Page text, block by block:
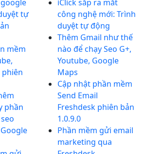
tự
mềm
phiên
phần
iClick sắp ra mắt
công nghệ mới: Trình
duyệt tự động
Thêm Gmail như thế
nào để chạy Seo G+,
Youtube, Google
Maps
Cập nhật phần mềm
Send Email
Freshdesk phiên bản
1.0.9.0
Phần mềm gửi email
marketing qua